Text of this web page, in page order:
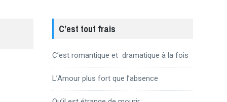
C’est tout frais
C’est romantique et dramatique à la fois
L’Amour plus fort que l’absence